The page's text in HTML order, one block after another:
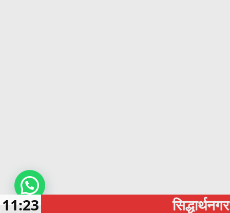
सिद्धार्थनगर: थाने में
11:23